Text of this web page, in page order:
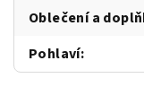
Oblečení a
Pohlaví: